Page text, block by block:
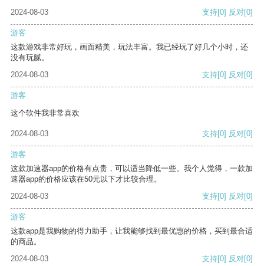
2024-08-03 支持[0] 反对[0]
游客
这款游戏非常好玩，画面精美，玩法丰富。我已经玩了好几个小时，还
没有玩腻。
2024-08-03
支持[0] 反对[0]
游客
这个软件我非常喜欢
2024-08-03 支持[0] 反对[0]
游客
这款加速器app的价格有点贵，可以适当降低一些。我个人觉得，一款加
速器app的价格应该在50元以下才比较合理。
2024-08-03
支持[0] 反对[0]
游客
这款app是我购物的得力助手，让我能够找到最优惠的价格，买到最合适
的商品。
2024-08-03
支持[0] 反对[0]